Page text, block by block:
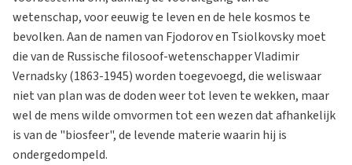
wetenschap, voor eeuwig te leven en de hele kosmos te
bevolken. Aan de namen van Fjodorov en Tsiolkovsky moet
die van de Russische filosoof-wetenschapper Vladimir
Vernadsky (1863-1945) worden toegevoegd, die weliswaar
niet van plan was de doden weer tot leven te wekken, maar
wel de mens wilde omvormen tot een wezen dat afhankelijk
is van de "biosfeer", de levende materie waarin hij is
ondergedompeld.